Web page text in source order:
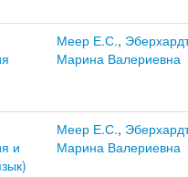
Меер Е.С.,
Марина Валериевна
и
Меер Е.С.,
Марина Валериевна